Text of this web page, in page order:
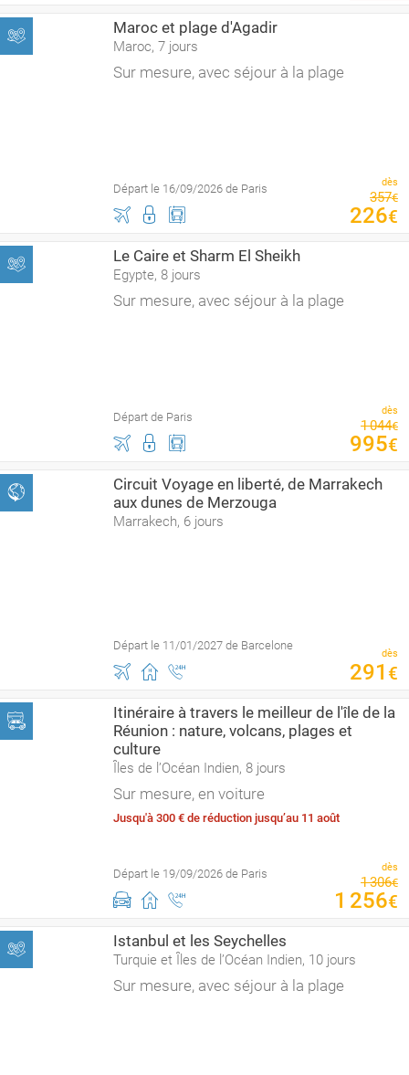
Maroc et plage d'Agadir
Maroc, 7 jours
Sur mesure, avec séjour à la plage
Départ le 16/09/2026 de Paris dès
357€
226€
Le Caire et Sharm El Sheikh
Egypte, 8 jours
Sur mesure, avec séjour à la plage
Départ de Paris dès
1044€
995€
Circuit Voyage en liberté, de Marrakech
aux dunes de Merzouga
Marrakech, 6 jours
Départ le 11/01/2027 de Barcelone
dès
291 €
Itinéraire à travers le meilleur de l'île de la
Réunion : nature, volcans, plages et
culture
Îles de l’Océan Indien, 8 jours
Sur mesure, en voiture
Jusqu'à 300 € de réduction jusqu’au 11 août
Départ le 19/09/2026 de Paris dès
1306€
1 256€
Istanbul et les Seychelles
Turquie et Îles de l’Océan Indien, 10 jours
Sur mesure, avec séjour à la plage